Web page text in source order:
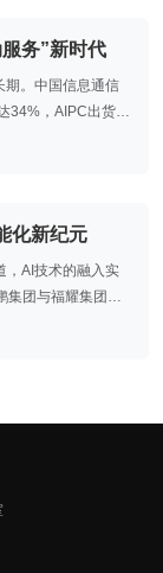
开放硬件接口规
”的全链路协同体
务”新时代
期。中国信息通信
34%，AIPC出货量
半年出货量达
原子化服务演
化新纪元
，AI技术的融入实
集团与福耀集团联
璃正式首发搭载
休憩、办公、带娃
间”。